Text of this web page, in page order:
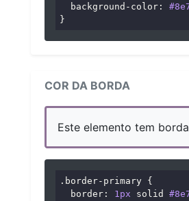
background-color :
}
COR DA BORDA
Este elemento tem
.border-primary {
border : 1px solid